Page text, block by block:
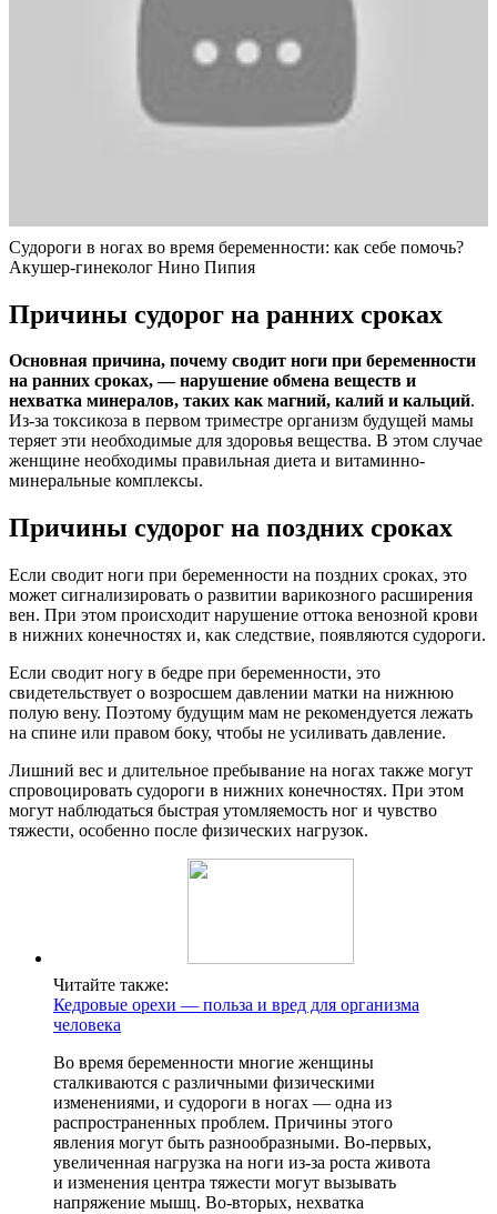
Судороги в ногах во время беременности: как себе помочь?
Акушер-гинеколог Нино Пипия
Причины судорог на ранних сроках
Основная причина, почему сводит ноги при беременности
на ранних сроках, — нарушение обмена веществ и
нехватка минералов, таких как магний, калий и кальций.
Из-за токсикоза в первом триместре организм будущей мамы
теряет эти необходимые для здоровья вещества. В этом случае
женщине необходимы правильная диета и витаминно-
минеральные комплексы.
Причины судорог на поздних сроках
Если сводит ноги при беременности на поздних сроках, это
может сигнализировать о развитии варикозного расширения
вен. При этом происходит нарушение оттока венозной крови
в нижних конечностях и, как следствие, появляются судороги.
Если сводит ногу в бедре при беременности, это
свидетельствует о возросшем давлении матки на нижнюю
полую вену. Поэтому будущим мам не рекомендуется лежать
на спине или правом боку, чтобы не усиливать давление.
Лишний вес и длительное пребывание на ногах также могут
спровоцировать судороги в нижних конечностях. При этом
могут наблюдаться быстрая утомляемость ног и чувство
тяжести, особенно после физических нагрузок.
Читайте также:
Кедровые орехи — польза и вред для организма
человека
Во время беременности многие женщины
сталкиваются с различными физическими
изменениями, и судороги в ногах — одна из
распространенных проблем. Причины этого
явления могут быть разнообразными. Во-первых,
увеличенная нагрузка на ноги из-за роста живота
и изменения центра тяжести могут вызывать
напряжение мышц. Во-вторых, нехватка